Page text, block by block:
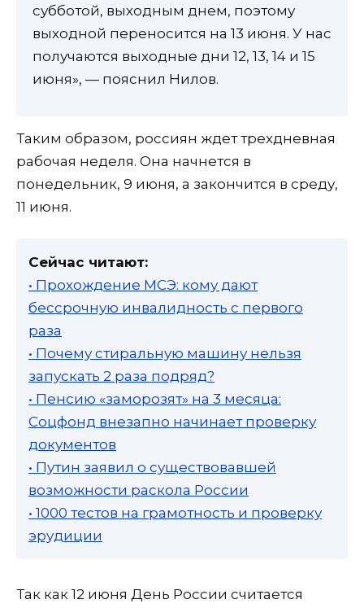
субботой, выходным днем, поэтому
выходной переносится на 13 июня. У нас
получаются выходные дни 12, 13, 14 и 15
июня», — пояснил Нилов.
Таким образом, россиян ждет трехдневная
рабочая неделя. Она начнется в
понедельник, 9 июня, а закончится в среду,
11 июня.
Сейчас читают:
• Прохождение МСЭ: кому дают
бессрочную инвалидность с первого
раза
• Почему стиральную машину нельзя
запускать 2 раза подряд?
• Пенсию «заморозят» на 3 месяца:
Соцфонд внезапно начинает проверку
документов
• Путин заявил о существовавшей
возможности раскола России
• 1000 тестов на грамотность и проверку
эрудиции
Так как 12 июня День России считается